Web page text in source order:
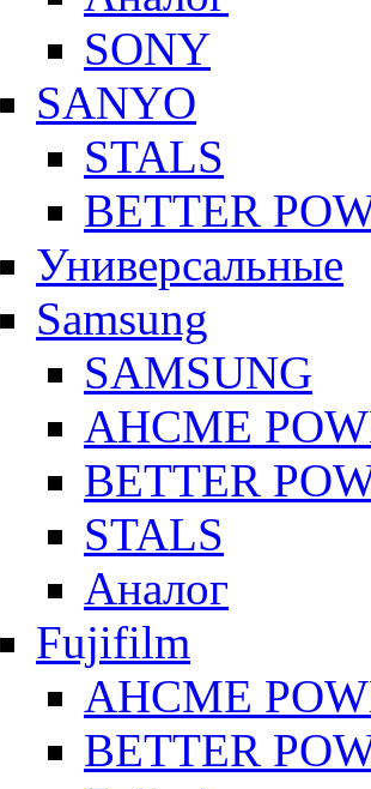
SONY
SANYO
STALS
BETTER
Универсальные
Samsung
SAMSUNG
AHCME
BETTER
STALS
Аналог
Fujifilm
AHCME
BETTER